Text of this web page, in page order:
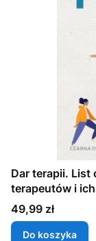
Dar terapii. List
Cena
49,99 zł
Do koszyka